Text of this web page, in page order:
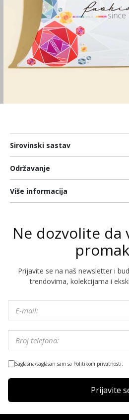
Sirovinski sastav
Održavanje
Više informacija
Ne dozvolite da
Prijavite se na naš newsletter i
trendovima, kolekcijama i
Saglasna/saglasan sam sa Politikom privatnosti.
Prijavite